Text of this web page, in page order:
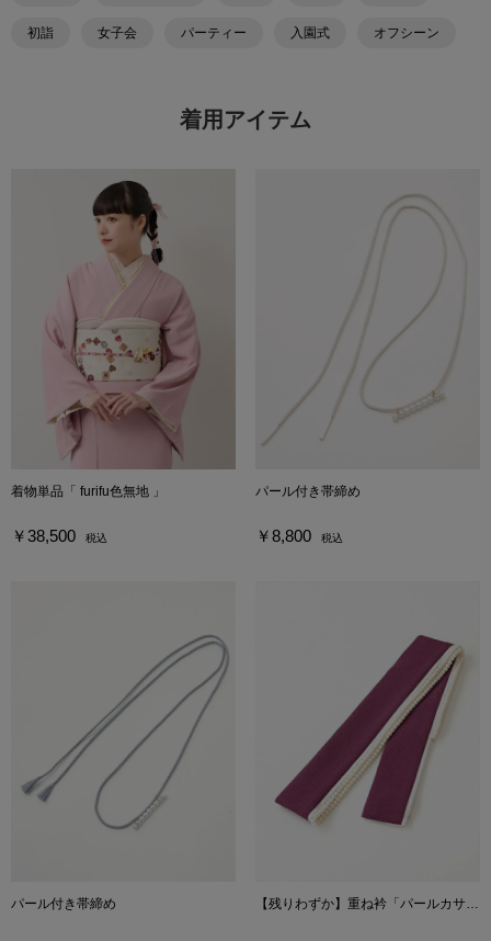
初詣 女子会 パーティー 入園式 オフシーン
着用アイテム
着物単品「 furifu色無地 」
￥38,500 税込
パール付き帯締め
￥8,800 税込
パール付き帯締め 【残りわずか】重ね衿「パールカサネ」